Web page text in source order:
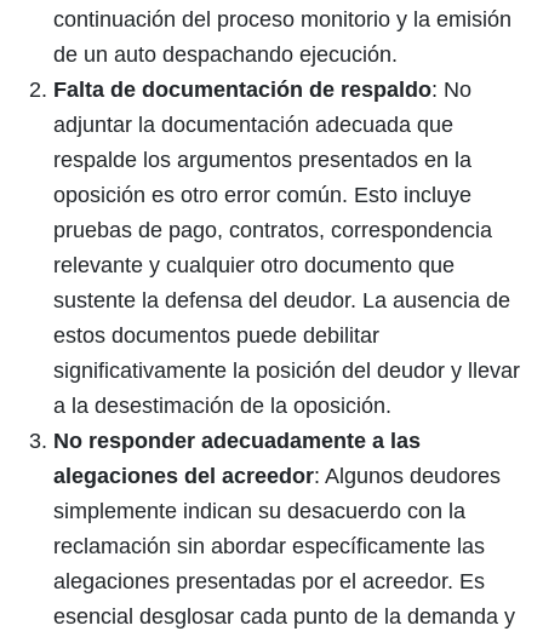
continuación del proceso monitorio y la emisión
de un auto despachando ejecución.
Falta de documentación de respaldo: No
adjuntar la documentación adecuada que
respalde los argumentos presentados en la
oposición es otro error común. Esto incluye
pruebas de pago, contratos, correspondencia
relevante y cualquier otro documento que
sustente la defensa del deudor. La ausencia de
estos documentos puede debilitar
significativamente la posición del deudor y llevar
a la desestimación de la oposición.
No responder adecuadamente a las
alegaciones del acreedor: Algunos deudores
simplemente indican su desacuerdo con la
reclamación sin abordar específicamente las
alegaciones presentadas por el acreedor. Es
esencial desglosar cada punto de la demanda y